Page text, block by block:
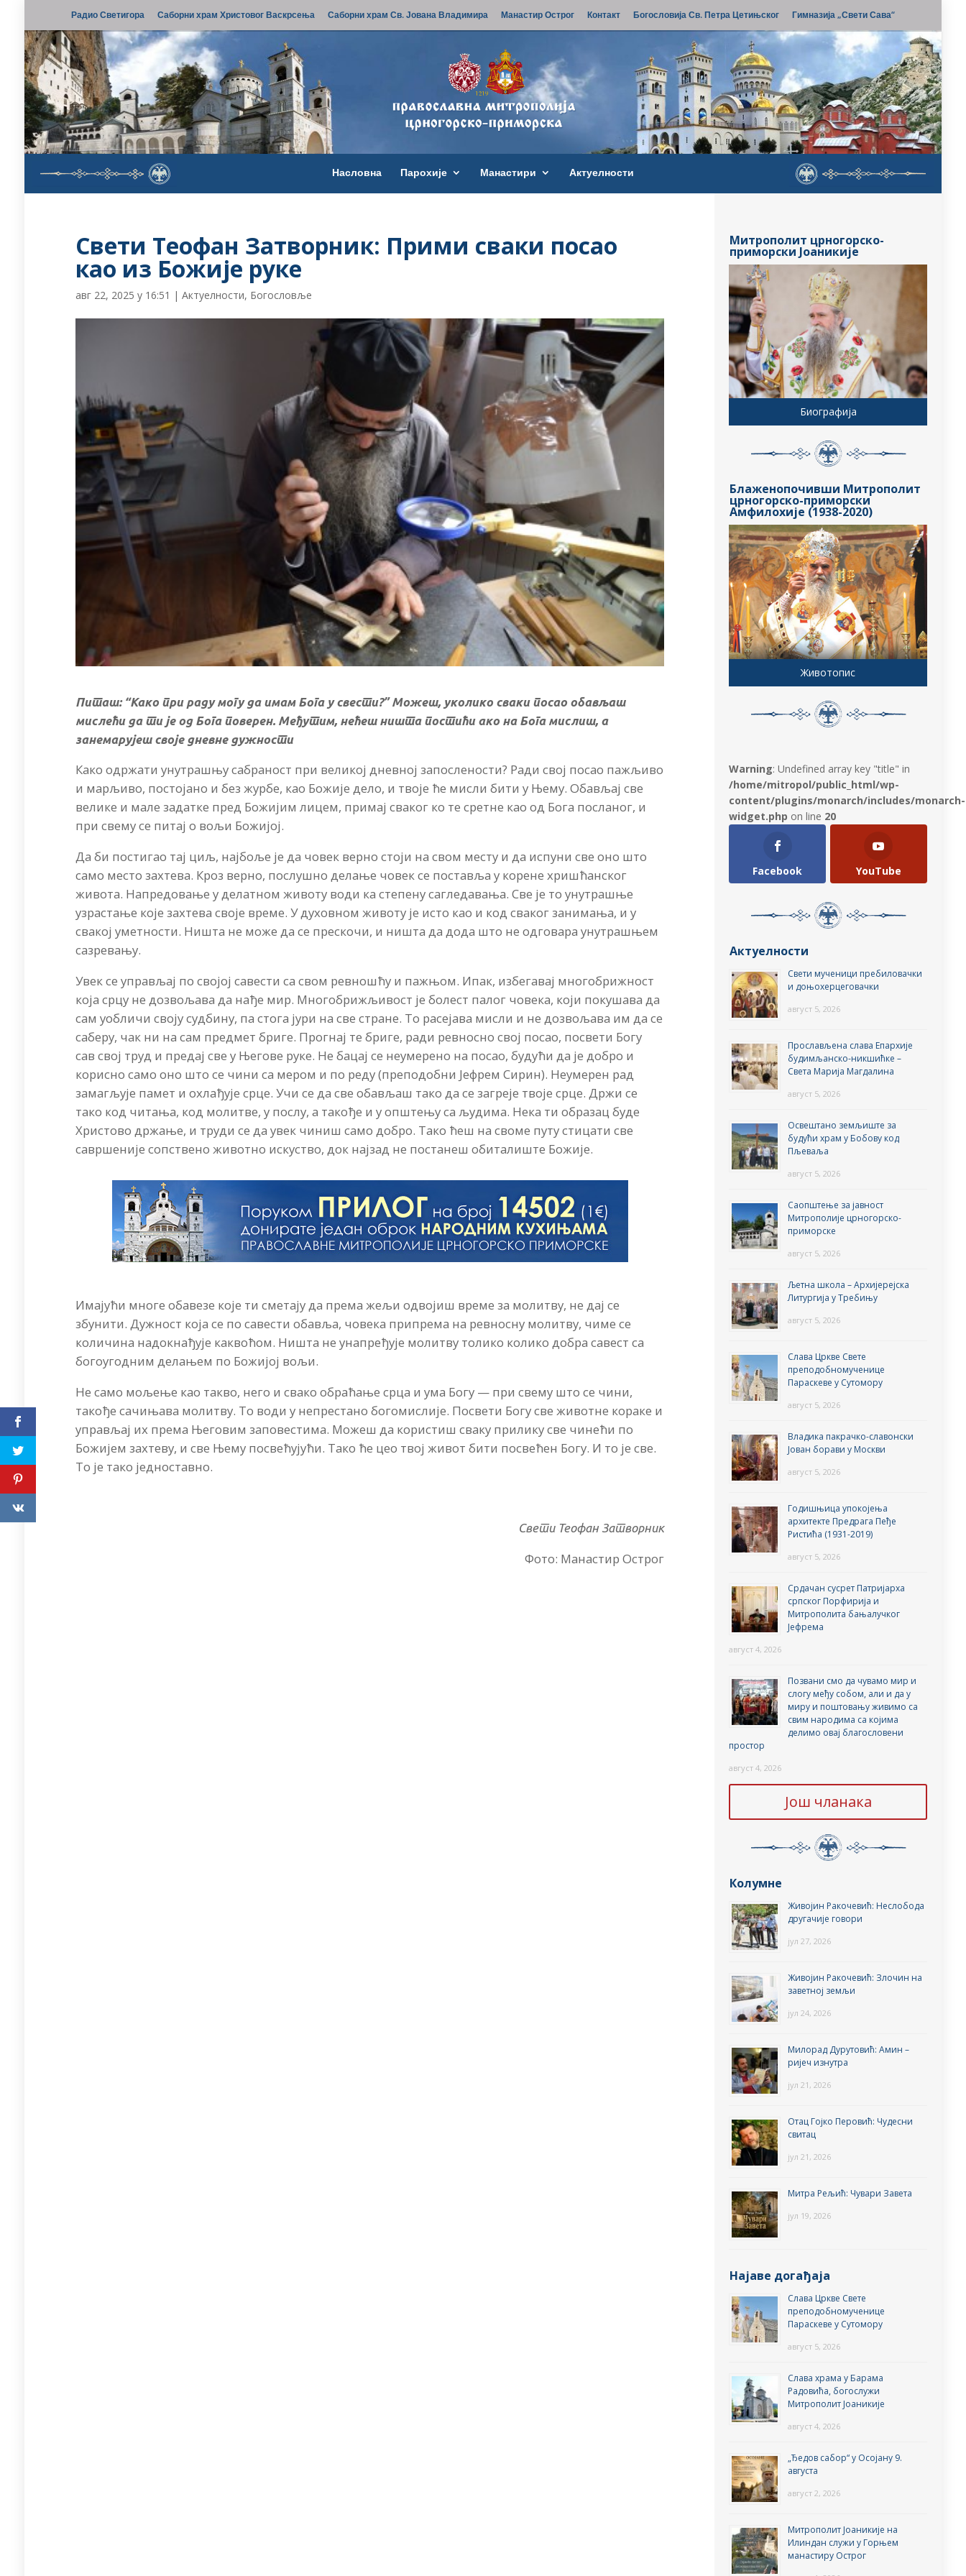
Радио Светигора Саборни храм Христовог Васкрсења Саборни храм Св. Јована Владимира Манастир Острог Контакт Богословија Св. Петра Цетињског Гимназија „Свети Сава“
Насловна Парохије Манастири Актуелности
Свети Теофан Затворник: Прими сваки посао
као из Божије руке
авг 22, 2025 у 16:51 |Актуелности, Богословље
Питаш: “Како при раду могу да имам Бога у свести?” Можеш, уколико сваки посао обављаш
мислећи да ти је од Бога поверен. Међутим, нећеш ништа постићи ако на Бога мислиш, а
занемарујеш своје дневне дужности
Како одржати унутрашњу сабраност при великој дневној запослености? Ради свој посао пажљиво
и марљиво, постојано и без журбе, као Божије дело, и твоје ће мисли бити у Њему. Обављај све
велике и мале задатке пред Божијим лицем, примај сваког ко те сретне као од Бога посланог, и
при свему се питај о вољи Божијој.
Да би постигао тај циљ, најбоље је да човек верно стоји на свом месту и да испуни све оно што
само место захтева. Кроз верно, послушно делање човек се поставља у корене хришћанског
живота. Напредовање у делатном животу води ка степену сагледавања. Све је то унутрашње
узрастање које захтева своје време. У духовном животу је исто као и код сваког занимања, и у
свакој уметности. Ништа не може да се прескочи, и ништа да дода што не одговара унутрашњем
сазревању.
Увек се управљај по својој савести са свом ревношћу и пажњом. Ипак, избегавај многобрижност
која срцу не дозвољава да нађе мир. Многобрижљивост је болест палог човека, који покушава да
сам уобличи своју судбину, па стога јури на све стране. То расејава мисли и не дозвољава им да се
саберу, чак ни на сам предмет бриге. Прогнај те бриге, ради ревносно свој посао, посвети Богу
сав свој труд и предај све у Његове руке. Не бацај се неумерено на посао, будући да је добро и
корисно само оно што се чини са мером и по реду (преподобни Јефрем Сирин). Неумерен рад
замагљује памет и охлађује срце. Учи се да све обављаш тако да се загреје твоје срце. Држи се
тако код читања, код молитве, у послу, а такође и у општењу са људима. Нека ти образац буде
Христово држање, и труди се да увек чиниш само добро. Тако ћеш на своме путу стицати све
савршеније сопствено животно искуство, док најзад не постанеш обиталиште Божије.
Имајући многе обавезе које ти сметају да према жељи одвојиш време за молитву, не дај се
збунити. Дужност која се по савести обавља, човека припрема на ревносну молитву, чиме се
количина надокнађује каквоћом. Ништа не унапређује молитву толико колико добра савест са
богоугодним делањем по Божијој вољи.
Не само мољење као такво, него и свако обраћање срца и ума Богу — при свему што се чини,
такође сачињава молитву. То води у непрестано богомислије. Посвети Богу све животне кораке и
управљај их према Његовим заповестима. Можеш да користиш сваку прилику све чинећи по
Божијем захтеву, и све Њему посвећујући. Тако ће цео твој живот бити посвећен Богу. И то је све.
То је тако једноставно.
Свети Теофан Затворник
Фото: Манастир Острог
Митрополит црногорско-
приморски Јоаникије
Биографија
Блаженопочивши Митрополит
црногорско-приморски
Амфилохије (1938-2020)
Животопис
Warning: Undefined array key "title" in
/home/mitropol/public_html/wp-
content/plugins/monarch/includes/monarch-
widget.php on line 20
Facebook YouTube
Актуелности
Свети мученици пребиловачки
и доњохерцеговачки
август 5, 2026
Прослављена слава Епархије
будимљанско-никшићке –
Света Марија Магдалина
август 5, 2026
Освештано земљиште за
будући храм у Бобову код
Пљеваља
август 5, 2026
Саопштење за јавност
Митрополије црногорско-
приморске
август 5, 2026
Љетна школа – Архијерејска
Литургија у Требињу
август 5, 2026
Слава Цркве Свете
преподобномученице
Параскеве у Сутомору
август 5, 2026
Владика пакрачко-славонски
Јован борави у Москви
август 5, 2026
Годишњица упокојења
архитекте Предрага Пеђе
Ристића (1931-2019)
август 5, 2026
Срдачан сусрет Патријарха
српског Порфирија и
Митрополита бањалучког
Јефрема
август 4, 2026
Позвани смо да чувамо мир и
слогу међу собом, али и да у
миру и поштовању живимо са
свим народима са којима
делимо овај благословени
простор
август 4, 2026
Још чланака
Колумне
Живојин Ракочевић: Неслобода
другачије говори
јул 27, 2026
Живојин Ракочевић: Злочин на
заветној земљи
јул 24, 2026
Милорад Дурутовић: Амин –
ријеч изнутра
јул 21, 2026
Отац Гојко Перовић: Чудесни
свитац
јул 21, 2026
Митра Рељић: Чувари Завета
јул 19, 2026
Најаве догађаја
Слава Цркве Свете
преподобномученице
Параскеве у Сутомору
август 5, 2026
Слава храма у Барама
Радовића, богослужи
Митрополит Јоаникије
август 4, 2026
„Ђедов сабор“ у Осојану 9.
августа
август 2, 2026
Митрополит Јоаникије на
Илиндан служи у Горњем
манастиру Острог